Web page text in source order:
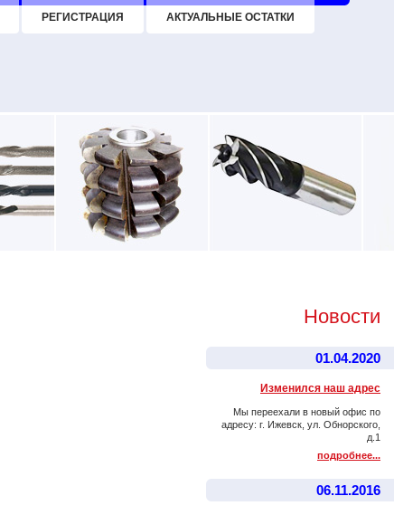
РЕГИСТРАЦИЯ АКТУАЛЬНЫЕ ОСТАТКИ
Новости
01.04.2020
Изменился наш адрес
Мы переехали в новый офис по
адресу: г. Ижевск, ул. Обнорского,
д.1
подробнее...
06.11.2016